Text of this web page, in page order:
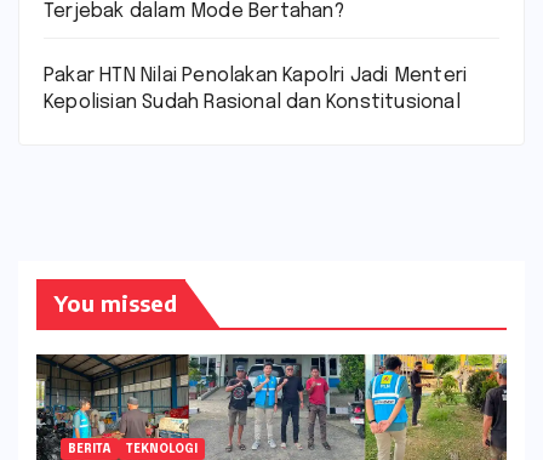
Terjebak dalam Mode Bertahan?
Pakar HTN Nilai Penolakan Kapolri Jadi Menteri
Kepolisian Sudah Rasional dan Konstitusional
You missed
BERITA TEKNOLOGI